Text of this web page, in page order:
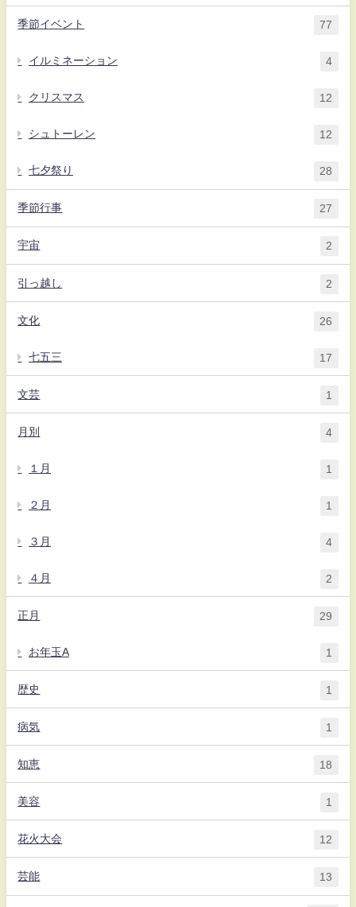
季節イベント 77
イルミネーション 4
クリスマス 12
シュトーレン 12
七夕祭り 28
季節行事 27
宇宙 2
引っ越し 2
文化 26
七五三 17
文芸 1
月別 4
１月 1
２月 1
３月 4
４月 2
正月 29
お年玉A 1
歴史 1
病気 1
知恵 18
美容 1
花火大会 12
芸能 13